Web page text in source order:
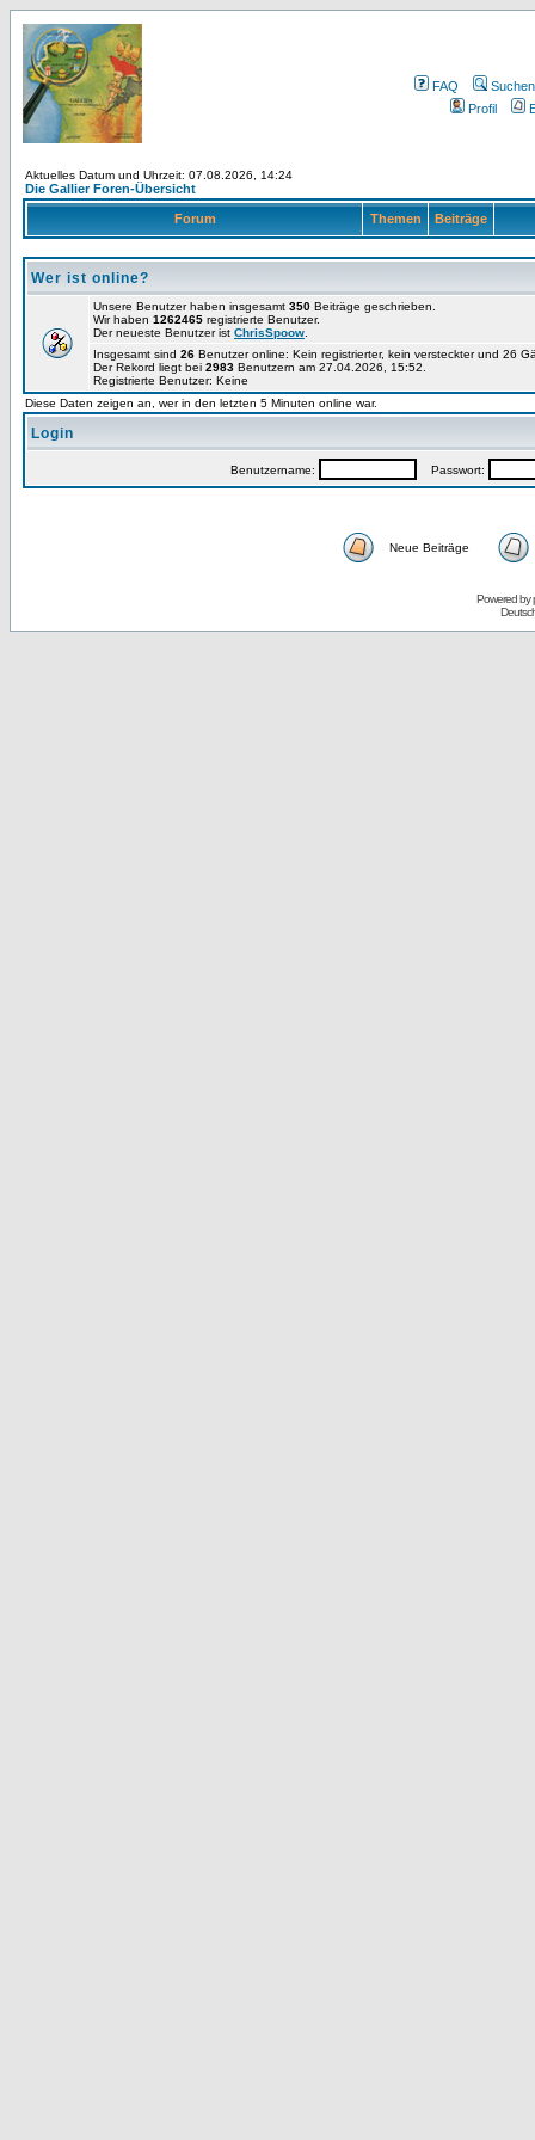
FAQ
Suchen
Profil
Aktuelles Datum und Uhrzeit: 07.08.2026, 14:24
Die Gallier Foren-Übersicht
Forum Themen Beiträge
Wer ist online?
Unsere Benutzer haben insgesamt 350 Beiträge geschrieben.
Wir haben 1262465 registrierte Benutzer.
Der neueste Benutzer ist ChrisSpoow
Insgesamt sind 26 Benutzer online: Kein registrierter, kein versteckter und 26
Der Rekord liegt bei 2983 Benutzern am 27.04.2026, 15:52.
Registrierte Benutzer: Keine
Diese Daten zeigen an, wer in den letzten 5 Minuten online war.
Login
Benutzername: Passwort:
Neue Beiträge
Powered by